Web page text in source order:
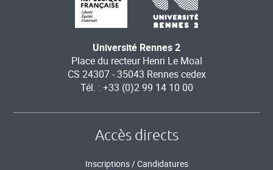
Université Rennes 2
Place du recteur Henri Le Moal
CS 24307 - 35043 Rennes cedex
Tél. : +33 (0)2 99 14 10 00
Accès directs
Inscriptions / Candidatures